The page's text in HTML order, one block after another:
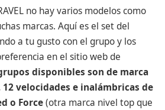
no hay varios modelos como
marcas. Aquí es el set del
a tu gusto con el grupo y los
en el sitio web de
disponibles son de marca
12 velocidades e inalámbricas de
o Force(otra marca nivel top que